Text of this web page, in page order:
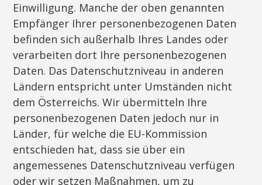
Einwilligung. Manche der oben genannten
Empfänger Ihrer personenbezogenen Daten
befinden sich außerhalb Ihres Landes oder
verarbeiten dort Ihre personenbezogenen
Daten. Das Datenschutzniveau in anderen
Ländern entspricht unter Umständen nicht
dem Österreichs. Wir übermitteln Ihre
personenbezogenen Daten jedoch nur in
Länder, für welche die EU-Kommission
entschieden hat, dass sie über ein
angemessenes Datenschutzniveau verfügen
oder wir setzen Maßnahmen, um zu